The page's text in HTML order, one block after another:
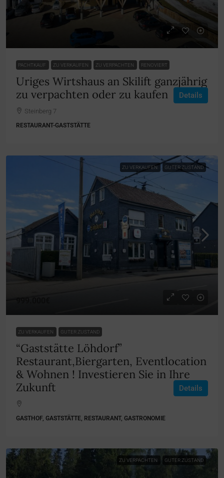
PACHTKAUF ZU VERKAUFEN ZU VERPACHTEN RENOVIERT
Uriges Wirtshaus an Skilift ganzjährig
zu verpachten oder zu kaufen
Steinberg 7
RESTAURANT-GASTSTÄTTE
Details
ZU VERKAUFEN GUTER ZUSTAND
ZU VERKAUFEN GUTER ZUSTAND
“Gaststätte Löhdorf”
Restaurant,Biergarten, Eventlocation
& Wohnen ! Investieren Sie in Ihre
Zukunft
GASTHOF, GASTSTÄTTE, RESTAURANT, GASTRONOMIE
Details
ZU VERPACHTEN GUTER ZUSTAND